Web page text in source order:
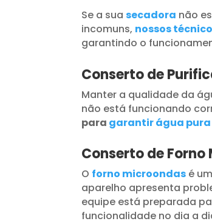
Se a suasecadora não
incomuns, nossos
garantindo o
Conserto de
Manter a qualidade da
não está funcionando
para garantir água
Conserto de
O forno microondas é
aparelho apresenta
equipe está preparada
funcionalidade no dia a